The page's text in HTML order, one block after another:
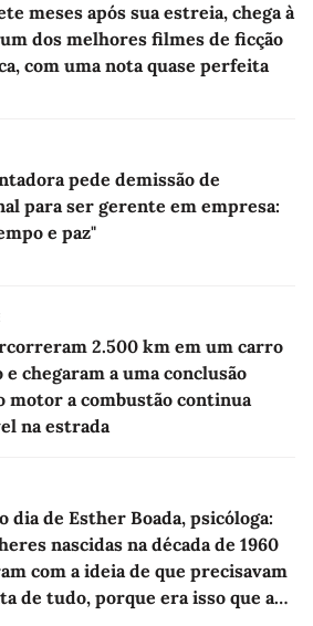
meses após sua estreia, chega à
dos melhores filmes de ficção
com uma nota quase perfeita
pede demissão de
para ser gerente em empresa:
e paz"
2.500 km em um carro
chegaram a uma conclusão
motor a combustão continua
na estrada
dia de Esther Boada, psicóloga:
nascidas na década de 1960
com a ideia de que precisavam
de tudo, porque era isso que a